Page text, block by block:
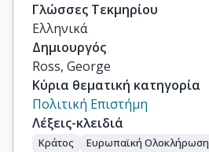
Γλώσσες Τεκμηρίου
Ελληνικά
Δημιουργός
Ross, George
Κύρια θεματική κατηγορία
Πολιτική Επιστήμη
Λέξεις-κλειδιά
Κράτος Ευρωπαϊκή Ολοκλήρωση